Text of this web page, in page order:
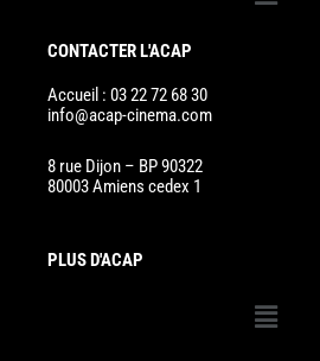
CONTACTER L'ACAP
Accueil : 03 22 72 68 30
info@acap-cinema.com
8 rue Dijon – BP 90322
80003 Amiens cedex 1
PLUS D'ACAP
Menu